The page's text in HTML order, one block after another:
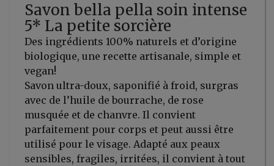
Savon bella pella soin intense
5* La petite sorcière
Des ingrédients 100% naturels et d’origine
biologique, une recette artisanale, simple et
vegan!
Savon ultra-doux, saponifié à froid, surgras
avec de l’huile de bourrache, de rose
musquée et de chanvre. Il convient
parfaitement pour corps et peut aussi être
utilisé pour le visage. Adapté aux peaux
sensibles, fragiles, irritées, il convient à tout